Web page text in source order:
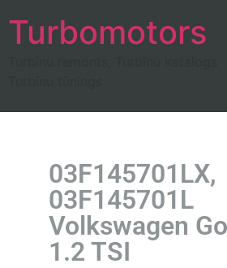
Turbomotors
03F145701LX,
03F145701L
Volkswagen
1.2 TSI